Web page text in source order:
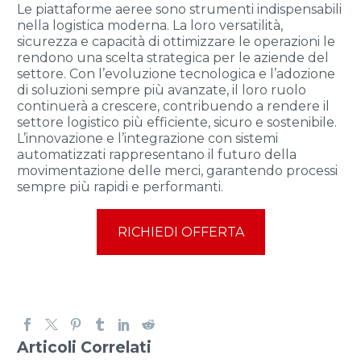
Le piattaforme aeree sono strumenti indispensabili
nella logistica moderna. La loro versatilità,
sicurezza e capacità di ottimizzare le operazioni le
rendono una scelta strategica per le aziende del
settore. Con l’evoluzione tecnologica e l’adozione
di soluzioni sempre più avanzate, il loro ruolo
continuerà a crescere, contribuendo a rendere il
settore logistico più efficiente, sicuro e sostenibile.
L’innovazione e l’integrazione con sistemi
automatizzati rappresentano il futuro della
movimentazione delle merci, garantendo processi
sempre più rapidi e performanti.
RICHIEDI OFFERTA
Articoli Correlati